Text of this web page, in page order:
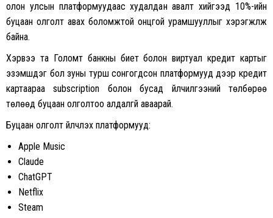
олон улсын платформуудаас худалдан авалт хийгээд 10%-ийн
буцаан олголт авах боломжтой онцгой урамшууллыг хэрэгжүүлж
байна.
Хэрвээ та Голомт банкны биет болон виртуал кредит картыг
эзэмшдэг бол зуны турш сонгогдсон платформууд дээр кредит
картаараа subscription болон бусад үйлчилгээний төлбөрөө
төлөөд буцаан олголтоо алдалгүй аваарай.
Буцаан олголт үйлчлэх платформууд:
Apple Music
Claude
ChatGPT
Netflix
Steam